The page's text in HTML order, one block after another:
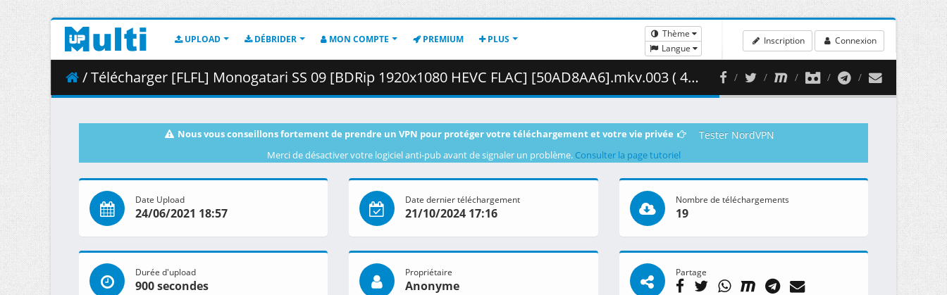
UPLOAD DÉBRIDER MON COMPTE PREMIUM PLUS
Thème
Langue
Inscription Connexion
/ Télécharger [FLFL] Monogatari SS 09 [BDRip 1920x1080 HEVC FLAC] [50AD8AA6].mkv.003 ( 434.52 MB )
Nous vous conseillons fortement de prendre un VPN pour protéger votre téléchargement et votre vie privée Tester NordVPN
Merci de désactiver votre logiciel anti-pub avant de signaler un problème. Consulter la page tutoriel
Date Upload
24/06/2021 18:57
Date dernier téléchargement
21/10/2024 17:16
Nombre de téléchargements
19
Durée d'upload
900 secondes
Propriétaire
Anonyme
Partage